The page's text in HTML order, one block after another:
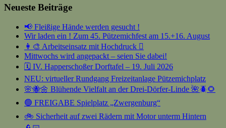
Neueste Beiträge
📢 Fleißige Hände werden gesucht !
Wir laden ein ! Zum 45. Pützemichfest am 15.+16. August
👩‍🎨 Arbeitseinsatz mit Hochdruck 🫟
Mittwochs wird angepackt – seien Sie dabei!
🗓️ IV. Happerschoßer Dorftafel – 19. Juli 2026
NEU: virtueller Rundgang Freizeitanlage Pützemichplatz
🌸🐝🌼 Blühende Vielfalt an der Drei-Dörfer-Linde 🌺🪲🌻
🟢 FREIGABE Spielplatz „Zwergenburg“
🚲 Sicherheit auf zwei Rädern mit Motor unterm Hintern